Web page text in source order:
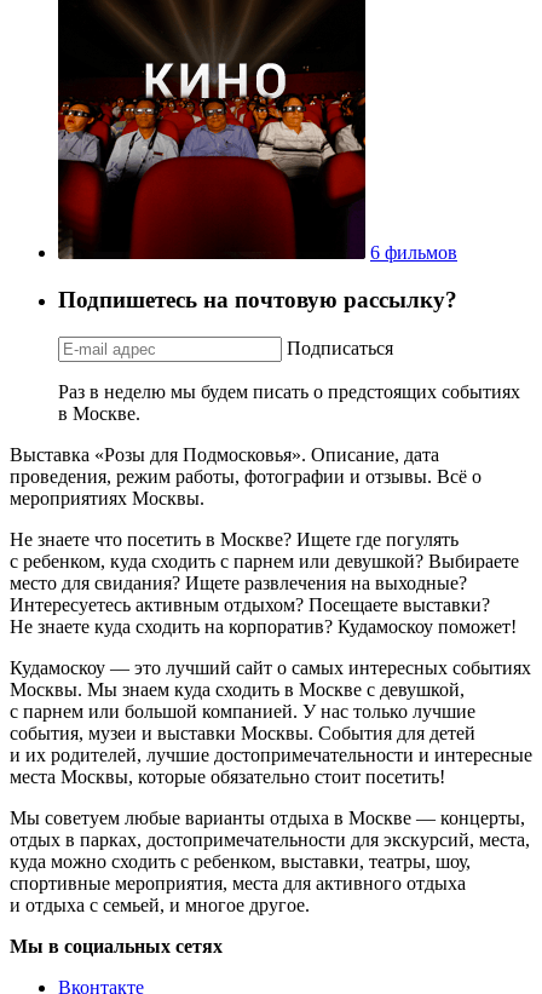
6 фильмов
Подпишетесь на почтовую рассылку?
Подписаться
Раз в неделю мы будем писать о предстоящих событиях
в Москве.
Выставка «Розы для Подмосковья». Описание, дата
проведения, режим работы, фотографии и отзывы. Всё о
мероприятиях Москвы.
Не знаете что посетить в Москве? Ищете где погулять
с ребенком, куда сходить с парнем или девушкой? Выбираете
место для свидания? Ищете развлечения на выходные?
Интересуетесь активным отдыхом? Посещаете выставки?
Не знаете куда сходить на корпоратив? Кудамоскоу поможет!
Кудамоскоу — это лучший сайт о самых интересных событиях
Москвы. Мы знаем куда сходить в Москве с девушкой,
с парнем или большой компанией. У нас только лучшие
события, музеи и выставки Москвы. События для детей
и их родителей, лучшие достопримечательности и интересные
места Москвы, которые обязательно стоит посетить!
Мы советуем любые варианты отдыха в Москве — концерты,
отдых в парках, достопримечательности для экскурсий, места,
куда можно сходить с ребенком, выставки, театры, шоу,
спортивные мероприятия, места для активного отдыха
и отдыха с семьей, и многое другое.
Мы в социальных сетях
Вконтакте